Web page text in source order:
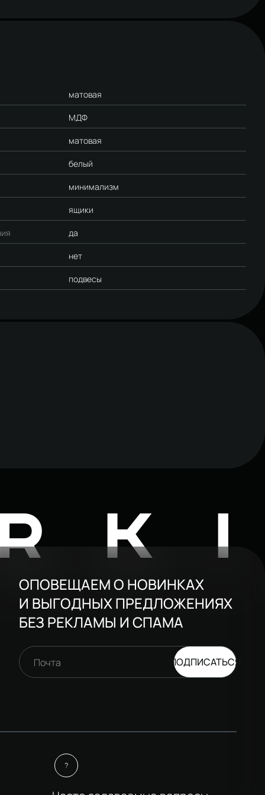
матовая
МДФ
матовая
белый
минимализм
ящики
да
нет
подвесы
ОПОВЕЩАЕМ О НОВИНКАХ
И ВЫГОДНЫХ ПРЕДЛОЖЕНИЯХ
БЕЗ РЕКЛАМЫ И СПАМА
Почта ПОДПИСАТЬСЯ